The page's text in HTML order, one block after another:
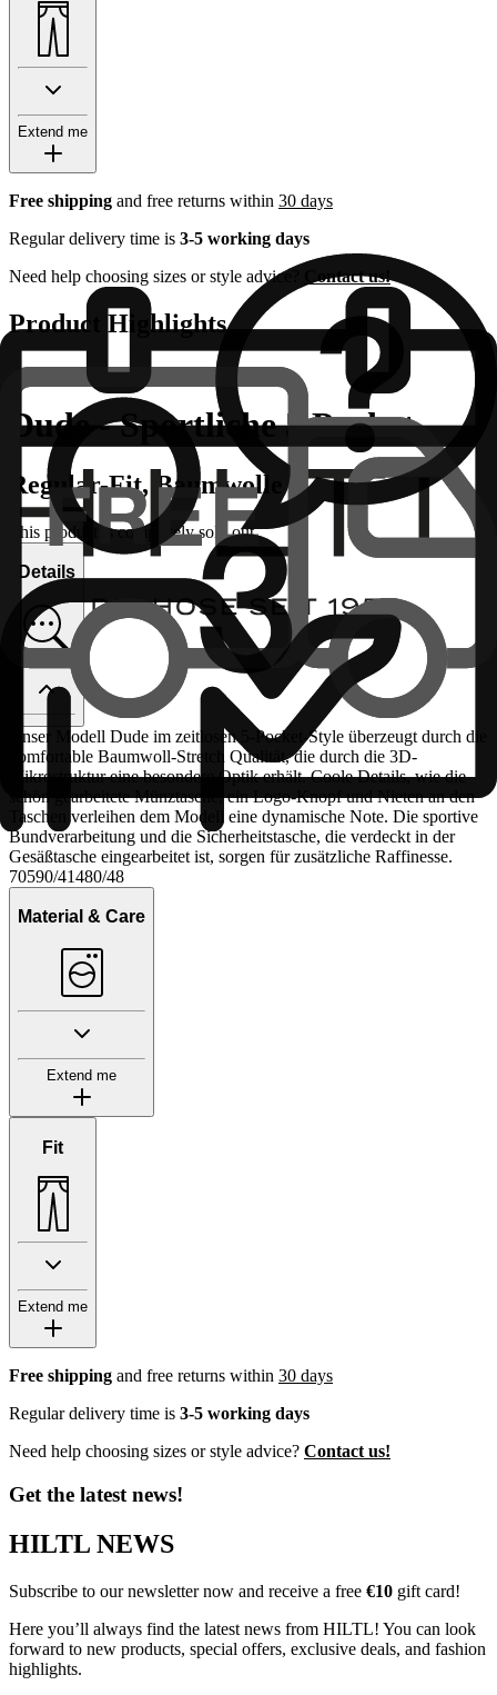
Extend me
Free shipping and free returns within 30 days
Regular delivery time is 3-5 working days
Need help choosing sizes or style advice?
Contact us!
Product Highlights
Dude - Sportliche 5 Pocket
Regular-Fit, Baumwolle
This product is completely sold out
Details
Unser Modell Dude im zeitlosen 5-Pocket-Style überzeugt durch die
komfortable Baumwoll-Stretch Qualität, die durch die 3D-
Mikrostruktur eine besondere Optik erhält. Coole Details, wie die
schön gearbeitete Münztasche, ein Logo-Knopf und Nieten an den
Taschen verleihen dem Modell eine dynamische Note. Die sportive
Bundverarbeitung und die Sicherheitstasche, die verdeckt in der
Gesäßtasche eingearbeitet ist, sorgen für zusätzliche Raffinesse.
70590/41480/48
Material & Care
Extend me
Fit
Extend me
Free shipping and free returns within 30 days
Regular delivery time is 3-5 working days
Need help choosing sizes or style advice? Contact us!
Get the latest news!
HILTL NEWS
Subscribe to our newsletter now and receive a free €10 gift card!
Here you’ll always find the latest news from HILTL! You can look
forward to new products, special offers, exclusive deals, and fashion
highlights.